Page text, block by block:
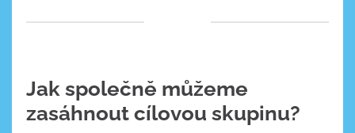
Jak společně můžeme
zasáhnout cílovou skupinu?